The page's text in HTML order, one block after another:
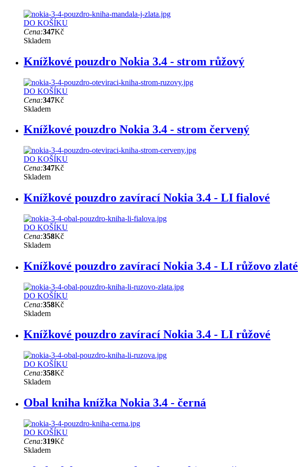
DO KOŠÍKU
Cena:347Kč
Skladem
Knížkové pouzdro Nokia 3.4 - strom růžový
DO KOŠÍKU
Cena:347Kč
Skladem
Knížkové pouzdro Nokia 3.4 - strom červený
DO KOŠÍKU
Cena:347Kč
Skladem
Knížkové pouzdro zavírací Nokia 3.4 - LI fialové
DO KOŠÍKU
Cena:358Kč
Skladem
Knížkové pouzdro zavírací Nokia 3.4 - LI růžovo zlaté
DO KOŠÍKU
Cena:358Kč
Skladem
Knížkové pouzdro zavírací Nokia 3.4 - LI růžové
DO KOŠÍKU
Cena:358Kč
Skladem
Obal kniha knížka Nokia 3.4 - černá
DO KOŠÍKU
Cena:319Kč
Skladem